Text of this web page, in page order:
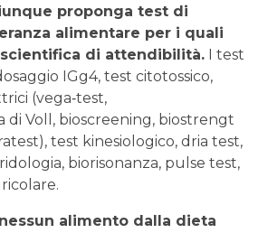
proponga test di
alimentare per i quali
di attendibilità. I test
IGg4, test citotossico,
(vega‐test,
Voll, bioscreening, biostrengt
test kinesiologico, dria test,
biorisonanza, pulse test,
alimento dalla dieta